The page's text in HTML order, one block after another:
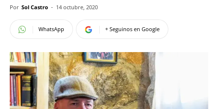
Por Sol Castro - 14 octubre, 2020
WhatsApp + Seguinos en Google